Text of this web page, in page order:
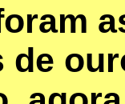
de